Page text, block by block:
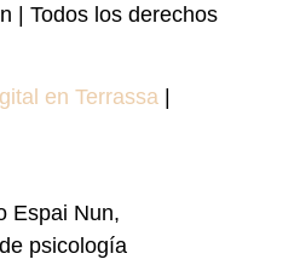
| Todos los derechos
en Terrassa